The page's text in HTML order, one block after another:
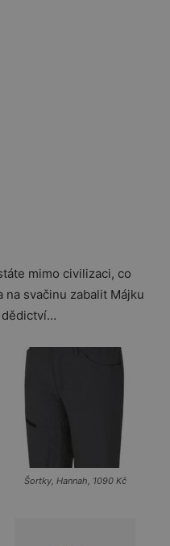
mimo civilizaci, co
svačinu zabalit Májku
dědictví…
Šortky, Hannah, 1090 Kč